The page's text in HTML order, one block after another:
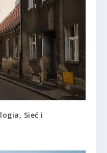
Sieć i